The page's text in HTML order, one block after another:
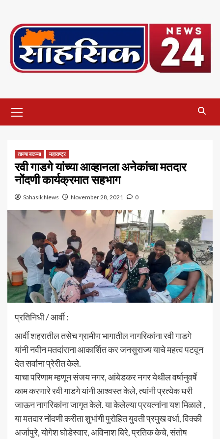
content
Menu
ताज्या बातम्या महाराष्ट्र
रवी गाडगे यांच्या आव्हानला अनेकांचा मतदार
नोंदणी कार्यक्रमात सहभाग
Sahasik News November 28, 2021 0
प्रतिनिधी / आर्वी :
आर्वी शहरातील तसेच ग्रामीण भागातील नागरिकांना रवी गाडगे
यांनी नवीन मतदांराना आकार्शित कर जनसुराज्य याचे महत्व पटवून
देत सर्वाना प्रेरीत केले.
याचा परिणाम म्हणून संजय नगर, आंबेडकर नगर येथील वर्षानुवर्षे
काम करणारे रवी गाडगे यांनी आश्वस्त केले, त्यांनी प्रत्येक घरी
जाऊन नागरिकांना जागृत केले. या केलेल्या प्रयत्नांना यश मिळाले ,
या मतदार नोंदणी करीता शुभांगी पुरोहित युवती प्रमुख वर्धा, विक्की
अर्जापुरे, योगेश घोडेस्वार, अविनाश बिरे, प्रतिक केचे, संतोष